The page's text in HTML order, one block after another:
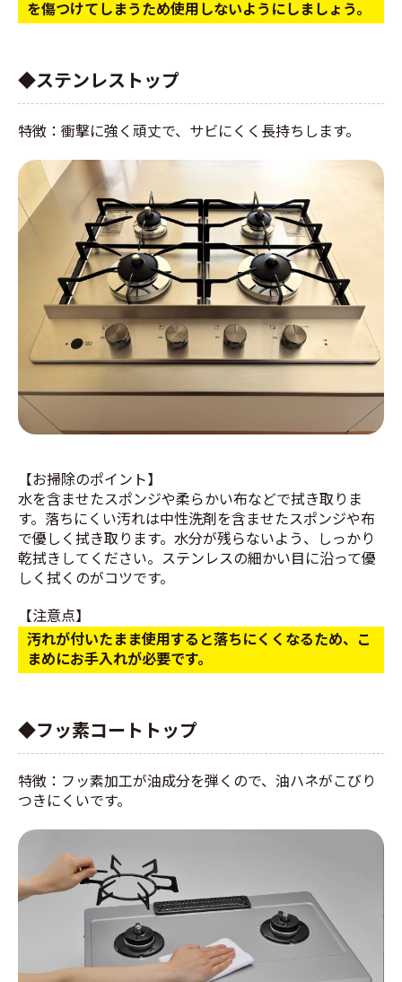
を傷つけてしまうため使用しないようにしましょう。
◆ステンレストップ
特徴：衝撃に強く頑丈で、サビにくく長持ちします。
【お掃除のポイント】
水を含ませたスポンジや柔らかい布などで拭き取りま
す。落ちにくい汚れは中性洗剤を含ませたスポンジや布
で優しく拭き取ります。水分が残らないよう、しっかり
乾拭きしてください。ステンレスの細かい目に沿って優
しく拭くのがコツです。
【注意点】
汚れが付いたまま使用すると落ちにくくなるため、こ
まめにお手入れが必要です。
◆フッ素コートトップ
特徴：フッ素加工が油成分を弾くので、油ハネがこびり
つきにくいです。